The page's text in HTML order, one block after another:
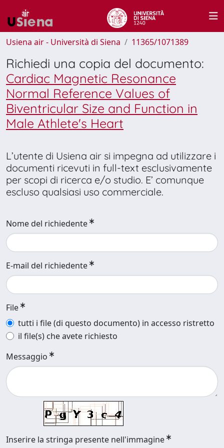
Usiena air - Università di Siena 11365/1071389
Richiedi una copia del documento:
Cardiac Magnetic Resonance
Normal Reference Values of
Biventricular Size and Function in
Male Athlete's Heart
L’utente di Usiena air si impegna ad utilizzare i
documenti ricevuti in full-text esclusivamente
per scopi di ricerca e/o studio. E’ comunque
escluso qualsiasi uso commerciale.
Nome del richiedente
E-mail del richiedente
File
tutti i file (di questo documento) in accesso ristretto
il file(s) che avete richiesto
Messaggio
Inserire la stringa presente nell'immagine